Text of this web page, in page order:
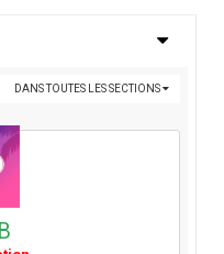
DANS TOUTES LES SECTIONS